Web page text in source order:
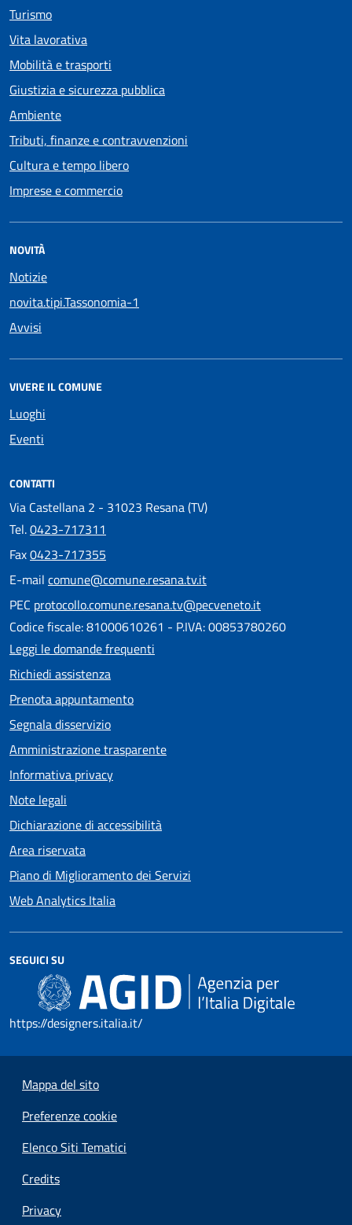
Turismo
Vita lavorativa
Mobilità e trasporti
Giustizia e sicurezza pubblica
Ambiente
Tributi, finanze e contravvenzioni
Cultura e tempo libero
Imprese e commercio
NOVITÀ
Notizie
novita.tipi.Tassonomia-1
Avvisi
VIVERE IL COMUNE
Luoghi
Eventi
CONTATTI
Via Castellana 2 - 31023 Resana (TV)
Tel.0423-717311
Fax0423-717355
E-mail comune@comune.resana.tv.it
PEC protocollo.comune.resana.tv@pecveneto.it
Codice fiscale: 81000610261 - P.IVA: 00853780260
Leggi le domande frequenti
Richiedi assistenza
Prenota appuntamento
Segnala disservizio
Amministrazione trasparente
Informativa privacy
Note legali
Dichiarazione di accessibilità
Area riservata
Piano di Miglioramento dei Servizi
Web Analytics Italia
SEGUICI SU
https://designers.italia.it/
Mappa del sito
Preferenze cookie
Elenco Siti Tematici
Credits
Privacy